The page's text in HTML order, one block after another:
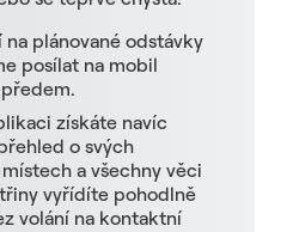
na plánované odstávky
posílat na mobil
získáte navíc
o svých
a všechny věci
vyřídíte pohodlně
volání na kontaktní